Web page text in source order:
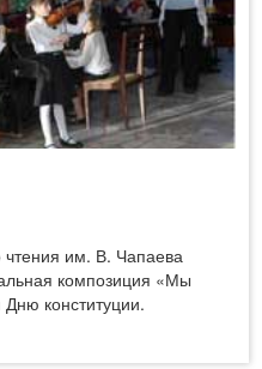
чтения им. В. Чапаева
композиция «Мы
конституции.